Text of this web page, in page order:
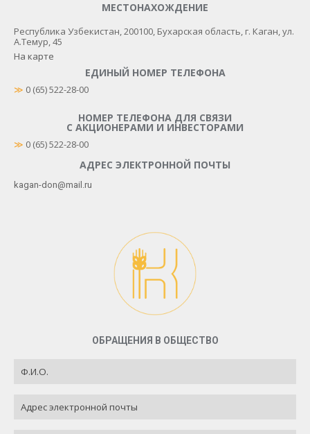
МЕСТОНАХОЖДЕНИЕ
Республика Узбекистан, 200100​, Бухарская область, г. Каган, ул.
А.Темур, 45
На карте
ЕДИНЫЙ НОМЕР ТЕЛЕФОНА
≫ 0 (65) 522-28-00
НОМЕР ТЕЛЕФОНА ДЛЯ СВЯЗИ
С АКЦИОНЕРАМИ И ИНВЕСТОРАМИ
≫ 0 (65) 522-28-00
АДРЕС ЭЛЕКТРОННОЙ ПОЧТЫ
kagan-don@mail.ru
ОБРАЩЕНИЯ В ОБЩЕСТВО